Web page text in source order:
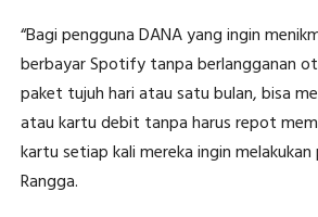
“Bagi pengguna DANA yang ingin
berbayar Spotify tanpa berlangganan
paket tujuh hari atau satu bulan, bisa
atau kartu debit tanpa harus repot
kartu setiap kali mereka ingin
Rangga.